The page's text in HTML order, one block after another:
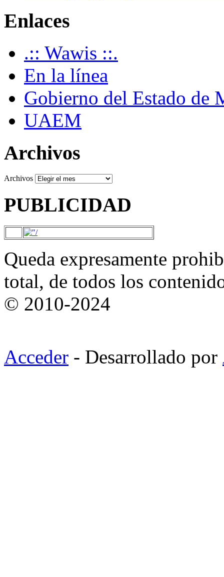
Enlaces
.:: Wawis ::.
En la línea
Gobierno del Estado de
UAEM
Archivos
Archivos
PUBLICIDAD
Queda expresamente
total, de todos los
© 2010-2024
Acceder - Desarrollado por